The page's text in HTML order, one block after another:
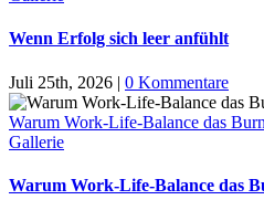
Wenn Erfolg sich leer anfühlt
Juli 25th, 2026 | 0 Kommentare
Warum Work-Life-Balance das
Gallerie
Warum Work-Life-Balance das